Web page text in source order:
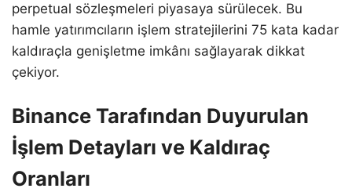
perpetual sözleşmeleri piyasaya sürülecek. Bu
hamle yatırımcıların işlem stratejilerini 75 kata kadar
kaldıraçla genişletme imkânı sağlayarak dikkat
çekiyor.
Binance Tarafından Duyurulan
İşlem Detayları ve Kaldıraç
Oranları